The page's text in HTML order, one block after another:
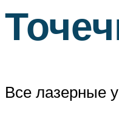
Все лазерные